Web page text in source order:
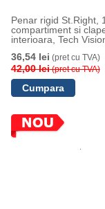
Penar rigid St.Right, 1
compartiment si
interioara, Tech
36,54 lei (pret cu TVA)
42,00 lei(pret cu TVA)